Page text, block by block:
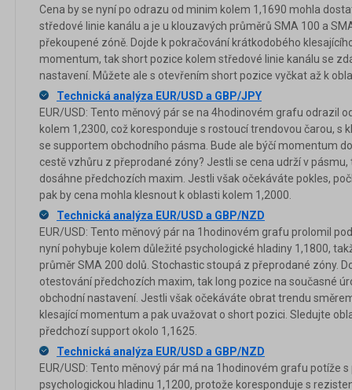
Cena by se nyní po odrazu od minim kolem 1,1690 mohla
středové linie kanálu a je u klouzavých průměrů SMA 100 a
překoupené zóně. Dojde k pokračování krátkodobého
momentum, tak short pozice kolem středové linie kanálu se
nastavení. Můžete ale s otevřením short pozice vyčkat až k
Technická analýza EUR/USD a GBP/JPY
EUR/USD: Tento měnový pár se na 4hodinovém grafu odrazil
kolem 1,2300, což koresponduje s rostoucí trendovou čarou, s
se supportem obchodního pásma. Bude ale býčí momentum
cestě vzhůru z přeprodané zóny? Jestli se cena udrží v pásmu,
dosáhne předchozích maxim. Jestli však očekáváte pokles,
pak by cena mohla klesnout k oblasti kolem 1,2000.
Technická analýza EUR/USD a GBP/NZD
EUR/USD: Tento měnový pár na 1hodinovém grafu prolomil
nyní pohybuje kolem důležité psychologické hladiny 1,1800,
průměr SMA 200 dolů. Stochastic stoupá z přeprodané zóny.
otestování předchozích maxim, tak long pozice na současné
obchodní nastavení. Jestli však očekáváte obrat trendu
klesající momentum a pak uvažovat o short pozici. Sledujte
předchozí support okolo 1,1625.
Technická analýza EUR/USD a GBP/NZD
EUR/USD: Tento měnový pár má na 1hodinovém grafu potíže
psychologickou hladinu 1,1200, protože koresponduje s